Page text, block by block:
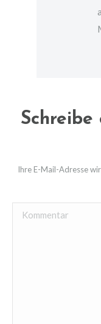
Ihre E-Mail-Adresse
Kommentar